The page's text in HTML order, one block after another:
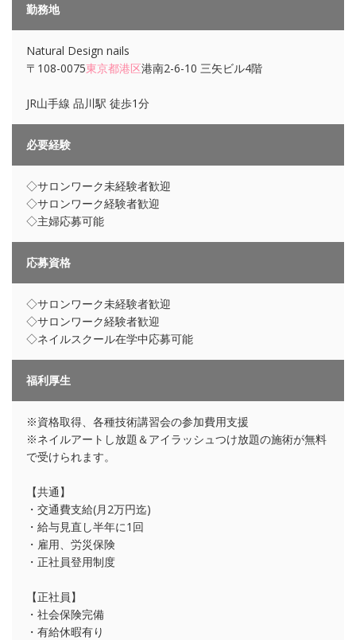
勤務地
Natural Design nails
〒108-0075東京都港区港南2-6-10 三矢ビル4階
JR山手線 品川駅 徒歩1分
必要経験
◇サロンワーク未経験者歓迎
◇サロンワーク経験者歓迎
◇主婦応募可能
応募資格
◇サロンワーク未経験者歓迎
◇サロンワーク経験者歓迎
◇ネイルスクール在学中応募可能
福利厚生
※資格取得、各種技術講習会の参加費用支援
※ネイルアートし放題＆アイラッシュつけ放題の施術が無料
で受けられます。
【共通】
・交通費支給(月2万円迄)
・給与見直し半年に1回
・雇用、労災保険
・正社員登用制度
【正社員】
・社会保険完備
・有給休暇有り